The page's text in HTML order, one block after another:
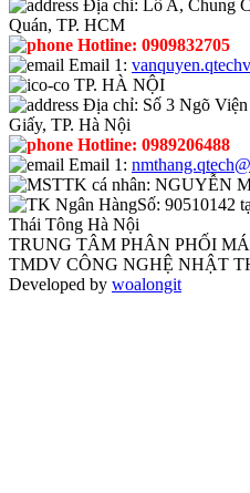
Địa chỉ:
Lô A, Chung
Quán, TP. HCM
Hotline: 0909832705
Email 1:
TP. HÀ NỘI
Địa chỉ: Số 3 Ngõ
Giấy, TP. Hà Nội
Hotline: 0989206488
Email 1:
TK cá nhân: NGUYỄN
Số: 90510142
Thái Tông Hà Nội
TRUNG TÂM PHÂN PHỐI
TMDV CÔNG NGHỆ NHẬT
Developed by woalongit